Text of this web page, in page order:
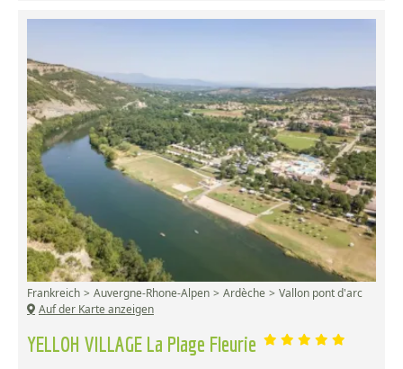
YELLOH VILLAGE La Plage Fleurie
Frankreich Auvergne-Rhone-Alpen Ardèche
Vallon pont d'arc
Auf der Karte anzeigen